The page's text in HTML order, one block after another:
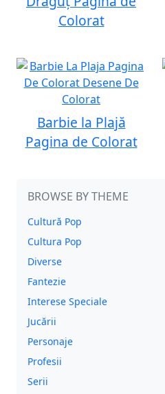
Colorat
Barbie la Plajă
Pagina de Colorat
BROWSE BY THEME
Cultură Pop
Cultura Pop
Diverse
Fantezie
Interese Speciale
Jucării
Personaje
Profesii
Serii